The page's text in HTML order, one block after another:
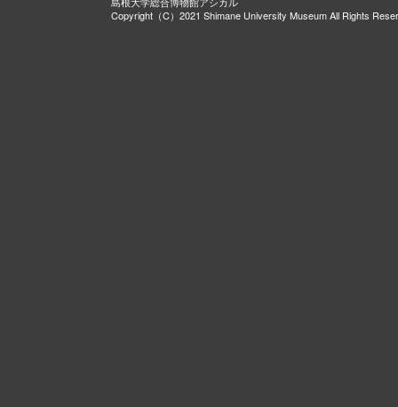
Copyright（C）2021 Shimane University Museum All Rights